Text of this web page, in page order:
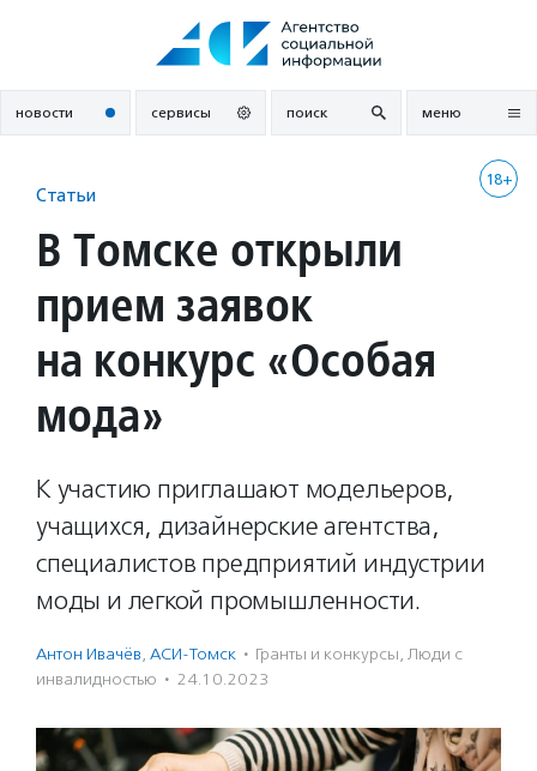
новости сервисы поиск меню
18+
Статьи
В Томске открыли
прием заявок
на конкурс «Особая
мода»
К участию приглашают модельеров,
учащихся, дизайнерские агентства,
специалистов предприятий индустрии
моды и легкой промышленности.
Антон Ивачёв, АСИ-Томск · Гранты и конкурсы, Люди с
инвалидностью · 24.10.2023